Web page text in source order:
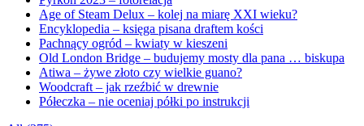
Age of Steam Delux – kolej na miarę XXI wieku?
Encyklopedia – księga pisana draftem kości
Pachnący ogród – kwiaty w kieszeni
Old London Bridge – budujemy mosty dla pana … biskupa
Atiwa – żywe złoto czy wielkie guano?
Woodcraft – jak rzeźbić w drewnie
Półeczka – nie oceniaj półki po instrukcji